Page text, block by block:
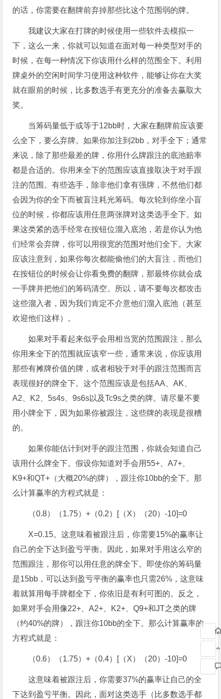
的话，你需要在翻牌前弃掉那些比这个范围弱的牌。
我建议大家在打牌的时候使用一些软件去模拟一
下，这么一来，你就可以知道在面对每一种类型对手的
时候，在每一种情况下你该用什么样的范围全下。利用
牌桌外的空闲时间学习使用这种软件，能够让你在大奖
就在眼前的时候，比多数选手有更充分的准备去赢取大
奖。
当筹码量低于或等于12bb时，大家在翻牌前应该要
么全下，要么弃牌。如果你加注到2bb，对手全下；通常
来说，除了那些最差的牌，你用什么牌跟注的底池赔率
都是合适的。你用来全下的范围应该直接取决于对手跟
注的范围。有些选手，除非他们拿有强牌，不然他们都
会因为你的全下而被盲注耗光筹码。每次轮到你坐小盲
位的时候，你都应该用任意两张牌对这类选手全下。如
果这类紧的选手经常在按钮位溜入底池，若是你认为他
们经常会弃牌，你可以用很宽的范围对他们全下。大家
应该注意到，如果你每次都能偷他们的大盲注，而他们
在按钮位的时候会让你看免费的翻牌，那最终你就会成
一手牌并把他们的筹码清空。所以，请不要每次都攻击
这些溜入者，因为我们肯定不介意他们溜入底池（甚至
欢迎他们这样）。
如果对手看起来似乎会用相当宽的范围跟注，那么
你用来全下的范围就应该窄一些，通常来说，你应该用
那些有摊牌价值的牌，或者相较于对手的跟注范围而言
表现很好的牌全下。这个范围应该是包括AA、AK、
A2、K2、5s4s、9s6s以及Tc9s之类的牌。请尽量不要
用小牌全下，因为如果你被跟注，这些牌的表现是很糟
的。
如果你能估计到对手的跟注范围，你就会知道自己
该用什么牌全下。假设你知道对手会用55+、A7+、
K9+和QT+（大概20%的牌），跟注你10bb的全下。那
么计算赢率的方程式就是：
（0.8）（1.75）+（0.2）[（X）（20）-10]=0
X=0.15。这意味着被跟注后，你需要15%的赢率让
自己的全下达到盈亏平衡。因此，如果对手用这么窄的
范围跟注，那你可以用任意的牌全下。即使你的筹码量
是15bb，可以达到盈亏平衡的赢率也只需26%，这意味
着就算用每手牌都全下，你依旧是有利可图的。反之，
如果对手会用像22+、A2+、K2+、Q9+和JT之类的牌
（约40%的牌），跟注你10bb的全下。那么计算赢率的
方程式就是：
（0.6）（1.75）+（0.4）[（X）（20）-10]=0
这意味着被跟注后，你需要37%的赢率让自己的全
下达到盈亏平衡。因此，面对这类选手（比多数选手都